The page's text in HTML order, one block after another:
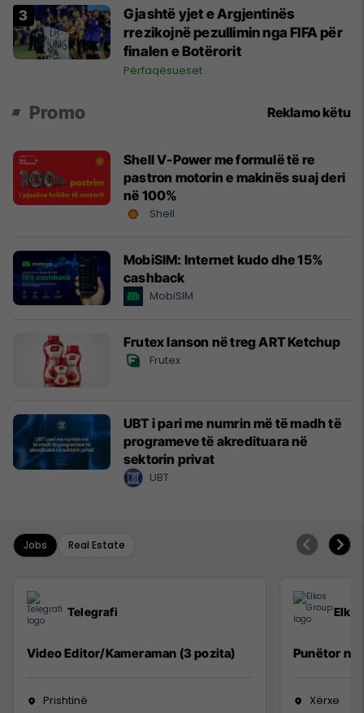
Gjashtë yjet e Argjentinës
rrezikojnë pezullimin nga FIFA për
finalen e Botërorit
Përfaqësueset
Promo Reklamo këtu
Shell V-Power me formulë të re
pastron motorin e makinës suaj deri
në 100%
Shell
MobiSIM: Internet kudo dhe 15%
cashback
MobiSIM
Frutex lanson në treg ART Ketchup
Frutex
UBT i pari me numrin më të madh të
programeve të akredituara në
sektorin privat
UBT
Jobs Real Estate
Telegrafi
Video Editor/Kameraman (3 pozita)
Prishtinë
Punëtor në
Xërxe